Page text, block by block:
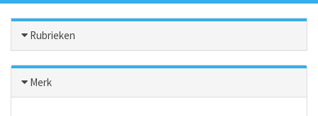
Rubrieken
Merk